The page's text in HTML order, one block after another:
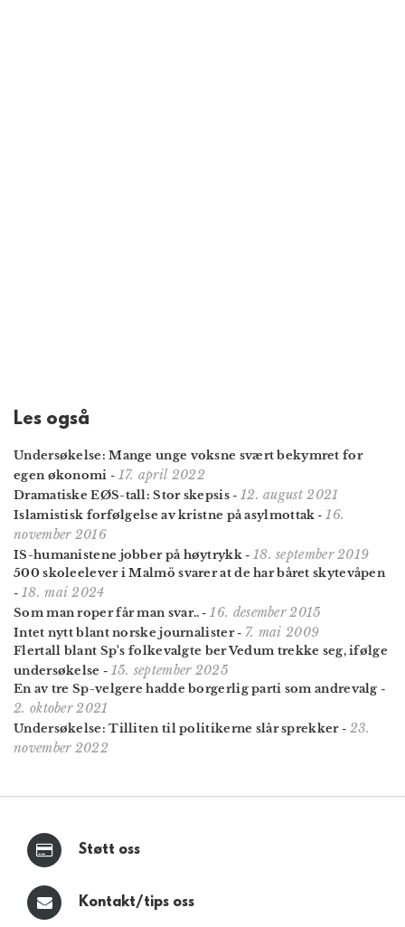
Les også
Undersøkelse: Mange unge voksne svært bekymret for
egen økonomi - 17. april 2022
Dramatiske EØS-tall: Stor skepsis- 12. august 2021
Islamistisk forfølgelse av kristne på asylmottak -16.
november 2016
IS-humanistene jobber på høytrykk- 18. september 2019
500 skoleelever i Malmö svarer at de har båret skytevåpen
- 18. mai 2024
Som man roper får man svar.. -16. desember 2015
Intet nytt blant norske journalister- 7. mai 2009
Flertall blant Sp's folkevalgte ber Vedum trekke seg, ifølge
undersøkelse - 15. september 2025
En av tre Sp-velgere hadde borgerlig parti som andrevalg -
2. oktober 2021
Undersøkelse: Tilliten til politikerne slår sprekker- 23.
november 2022
Støtt oss
Kontakt/tips oss